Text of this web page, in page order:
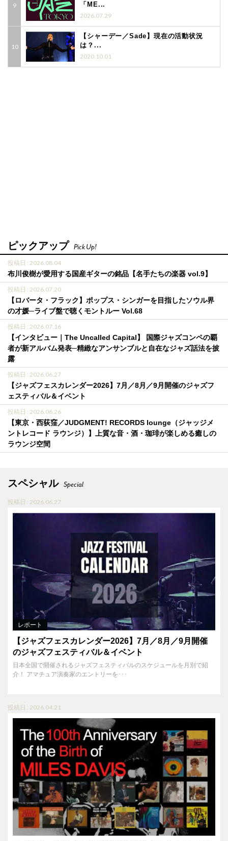
「ME...
2026.07.29
【シャーデー／Sade】現在の活動状況
は？...
2020.10.01
ピックアップ Pick Up!
投稿日 : 2026.08.04
布川俊樹が愛用する国産ギターの銘品【名手たちの楽器 vol.9】
投稿日 : 2026.07.20
【ロバータ・フラック】ポップス・シンガーを目指したソウル界
の才媛─ライブ盤で聴くモントルー Vol.68
投稿日 : 2026.07.16
【インタビュー｜The Uncalled Capital】 国際ジャズコンペの覇
者が新アルバム発表─精緻なアンサンブルと自在なジャズ話法を披
露
投稿日 : 2026.06.27
【ジャズフェスカレンダー2026】7月／8月／9月開催のジャズフ
ェスティバル＆イベント
投稿日 : 2026.06.26
【東京・西荻窪／JUDGMENT! RECORDS lounge（ジャッジメ
ントレコード ラウンジ）】上質な音・酒・珈琲が楽しめる癒しの
ラウンジ空間
スペシャル Special
投稿日 : 2026.06.27
レポート
【ジャズフェスカレンダー2026】7月／8月／9月開催
のジャズフェスティバル＆イベント
日本全国で開催されるジャズフェスティバルのスケジュールを月別で紹
介！ アマチュア演奏家のエントリーを･･･
投稿日 : 2026.04.21